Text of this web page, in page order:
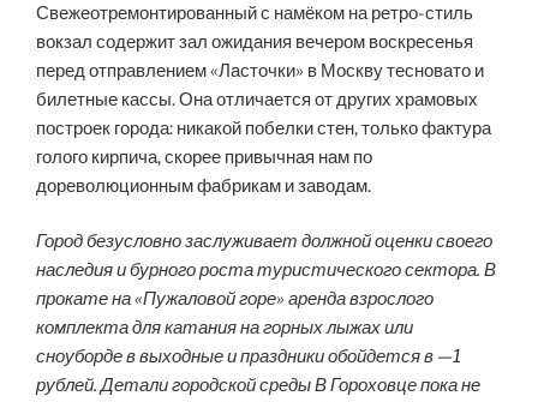
Свежеотремонтированный с намёком на ретро-стиль
вокзал содержит зал ожидания вечером воскресенья
перед отправлением «Ласточки» в Москву тесновато и
билетные кассы. Она отличается от других храмовых
построек города: никакой побелки стен, только фактура
голого кирпича, скорее привычная нам по
дореволюционным фабрикам и заводам.
Город безусловно заслуживает должной оценки своего
наследия и бурного роста туристического сектора. В
прокате на «Пужаловой горе» аренда взрослого
комплекта для катания на горных лыжах или
сноуборде в выходные и праздники обойдется в —1
рублей. Детали городской среды В Гороховце пока не